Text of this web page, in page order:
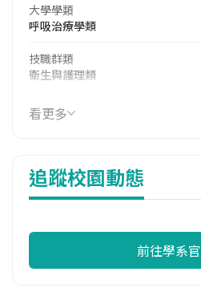
大學學類
呼吸治療學類
技職群類
衛生與護理類
114年學費
39,800 元/學期
16,310 元/學期
114年註冊率
113學年度上學期
看更多
追蹤校園動態
前往學系